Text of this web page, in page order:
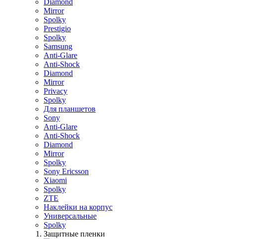
Diamond
Mirror
Spolky
Prestigio
Spolky
Samsung
Anti-Glare
Anti-Shock
Diamond
Mirror
Privacy
Spolky
Для планшетов
Sony
Anti-Glare
Anti-Shock
Diamond
Mirror
Spolky
Sony Ericsson
Xiaomi
Spolky
ZTE
Наклейки на корпус
Универсальные
Spolky
Защитные пленки